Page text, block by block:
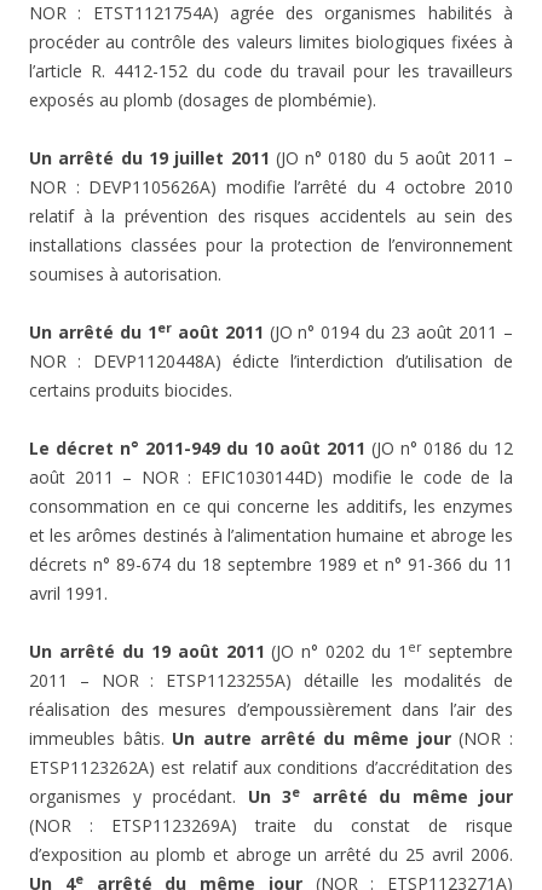
NOR : ETST1121754A) agrée des organismes habilités à
procéder au contrôle des valeurs limites biologiques fixées à
l’article R. 4412-152 du code du travail pour les travailleurs
exposés au plomb (dosages de plombémie).
Un arrêté du 19 juillet 2011 (JO n° 0180 du 5 août 2011 –
NOR : DEVP1105626A) modifie l’arrêté du 4 octobre 2010
relatif à la prévention des risques accidentels au sein des
installations classées pour la protection de l’environnement
soumises à autorisation.
Un arrêté du 1eraoût 2011 (JO n° 0194 du 23 août 2011 –
NOR : DEVP1120448A) édicte l’interdiction d’utilisation de
certains produits biocides.
Le décret n° 2011-949 du 10 août 2011 (JO n° 0186 du 12
août 2011 – NOR : EFIC1030144D) modifie le code de la
consommation en ce qui concerne les additifs, les enzymes
et les arômes destinés à l’alimentation humaine et abroge les
décrets n° 89-674 du 18 septembre 1989 et n° 91-366 du 11
avril 1991.
Un arrêté du 19 août 2011 (JO n° 0202 du 1 erseptembre
2011 – NOR : ETSP1123255A) détaille les modalités de
réalisation des mesures d’empoussièrement dans l’air des
immeubles bâtis. Un autre arrêté du même jour(NOR :
ETSP1123262A) est relatif aux conditions d’accréditation des
organismes y procédant. Un 3e
arrêté du même jour
(NOR : ETSP1123269A) traite du constat de risque
d’exposition au plomb et abroge un arrêté du 25 avril 2006.
Un 4earrêté du même jour (NOR : ETSP1123271A)